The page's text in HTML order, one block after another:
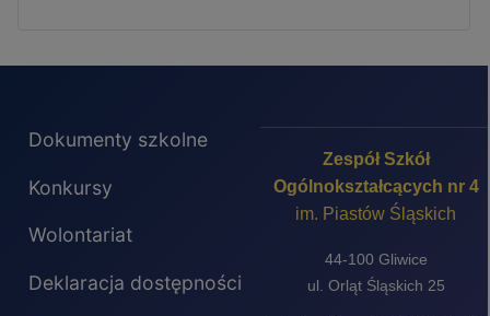
Dokumenty szkolne
Konkursy
Wolontariat
Deklaracja dostępności
Zespół Szkół
Ogólnokształcących nr 4
im. Piastów Śląskich
44-100 Gliwice
ul. Orląt Śląskich 25